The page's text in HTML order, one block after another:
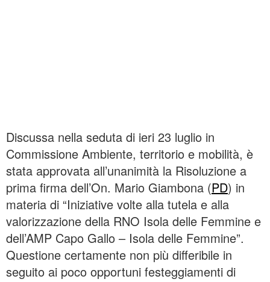
Discussa nella seduta di ieri 23 luglio in
Commissione Ambiente, territorio e mobilità, è
stata approvata all’unanimità la Risoluzione a
prima firma dell’On. Mario Giambona (PD) in
materia di “Iniziative volte alla tutela e alla
valorizzazione della RNO Isola delle Femmine e
dell’AMP Capo Gallo – Isola delle Femmine”.
Questione certamente non più differibile in
seguito ai poco opportuni festeggiamenti di